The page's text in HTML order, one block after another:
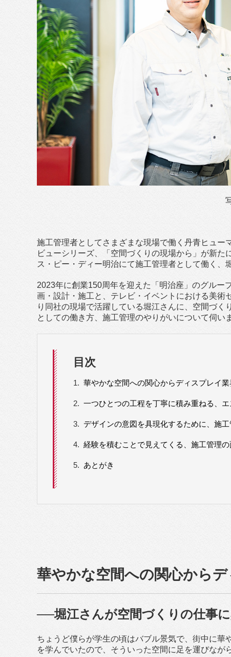
施工管理者としてさまざまな現場で働く丹青ヒュー
ビューシリーズ、「空間づくりの現場から」が新
ス・ピー・ディー明治にて施工管理者として働く、
2023年に創業150周年を迎えた「明治座」のグルー
画・設計・施工と、テレビ・イベントにおける美
り同社の現場で活躍している堀江さんに、空間づ
としての働き方、施工管理のやりがいについて伺い
目次
1.華やかな空間への関心からディスプレイ業
2.一つひとつの工程を丁寧に積み重ねる、
3.デザインの意図を具現化するために、施
4.経験を積むことで見えてくる、施工管理の
5.あとがき
華やかな空間への関心から
──堀江さんが空間づくりの仕事
ちょうど僕らが学生の頃はバブル景気で、街中に
を学んでいたので、そういった空間に足を運びなが